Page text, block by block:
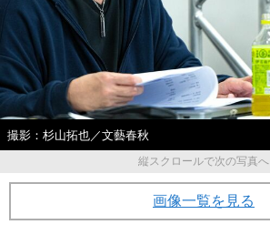
撮影：杉山拓也／文藝春秋
縦スクロールで次の写真へ
画像一覧を見る